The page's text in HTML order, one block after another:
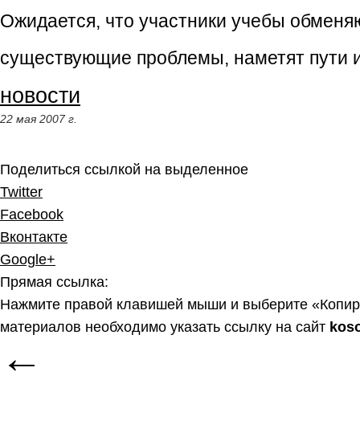
Ожидается, что участники учебы
существующие проблемы, наметят пути
новости
22 мая 2007 г.
Поделиться ссылкой на выделенное
Twitter
Facebook
Вконтакте
Google+
Прямая ссылка:
Нажмите правой клавишей мыши и выберите
материалов необходимо указать ссылку на сайт
←